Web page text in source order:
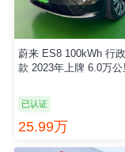
蔚来 ES8 100kWh 行
款 2023年上牌 6.0万公
已认证
25.99万